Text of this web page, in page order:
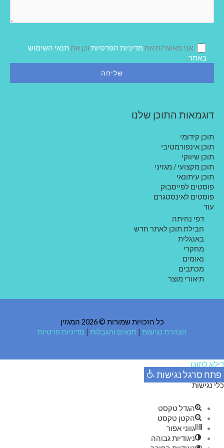
אני מאשר/ת את מדיניות הפרטיות וכן אתתנאי השימוש
באתר.
דוגמאות התוכן שלנו
תוכן קידומי
תוכן אינפורמטיבי
תוכן שיווקי
תוכן מקצועי / מגזיני
תוכן עיתונאי
פוסטים לפייסבוק
פוסטים לאינסטגרם
עוד
דפי נחיתה
חבילת תוכן לאתר חדש
באנגלית
מחקרי
נאומים
מכתבים
תיאורי מוצר
כל הזכויות שמורות © 2026 המגזין
הצהרת נגישות | תנאים והגבלות | מדיניות פרטיות
דילוג לתוכן
פתח סרגל נגישות
כלי נגישות
הגדל טקסט
הקטן טקסט
גווני אפור
ניגודיות גבוהה